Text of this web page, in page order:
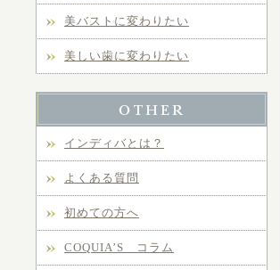
美バストに変わりたい
美しい歯に変わりたい
インディバとは？
よくある質問
初めての方へ
COQUIA’S コラム